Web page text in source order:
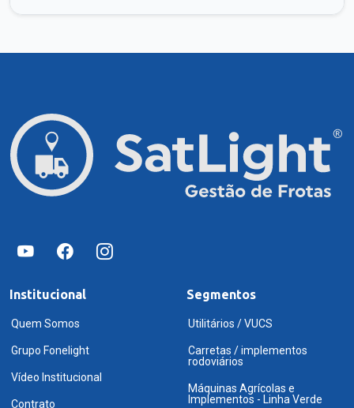
Institucional
Quem Somos
Grupo Fonelight
Vídeo Institucional
Contrato
Segmentos
Utilitários / VUCS
Carretas / implementos
rodoviários
Máquinas Agrícolas e
Implementos - Linha Verde